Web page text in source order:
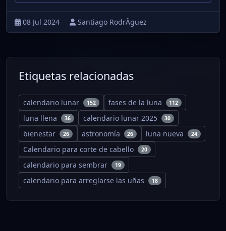
08 Jul 2024 Santiago RodrÃ­guez
Etiquetas relacionadas
calendario lunar 152 fases de la luna 112
luna llena 36 calendario lunar 2025 30
bienestar 26 astronomía 26 luna nueva 24
Calendario para corte de cabello 20
calendario para sembrar 19
calendario para arreglarse las uñas 18